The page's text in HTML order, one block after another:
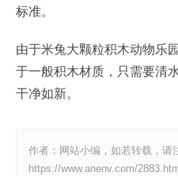
标准。
由于米兔大颗粒积木动物乐
于一般积木材质，只需要清
干净如新。
作者：网站小编，如若转载，请
https://www.anenv.com/